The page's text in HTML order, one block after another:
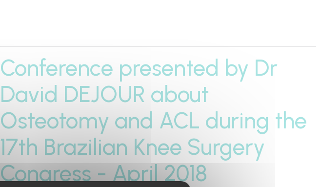
Conference presented by Dr
David DEJOUR about
Osteotomy and ACL during the
17th Brazilian Knee Surgery
Congress - April 2018